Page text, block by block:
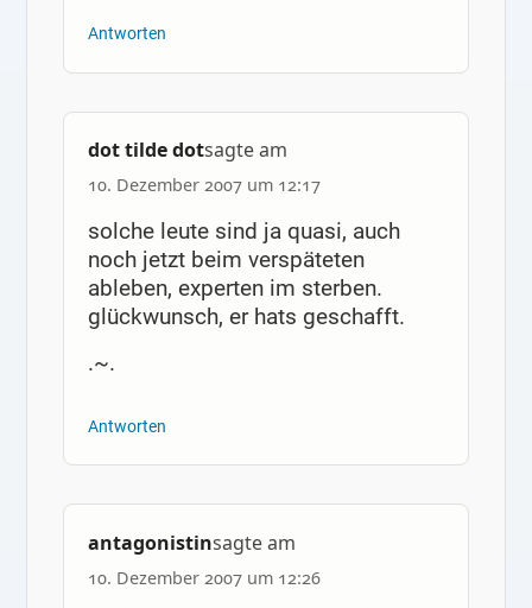
Antworten
dot tilde dotsagte am
10. Dezember 2007 um 12:17
solche leute sind ja quasi, auch
noch jetzt beim verspäteten
ableben, experten im sterben.
glückwunsch, er hats geschafft.
.~.
Antworten
antagonistinsagte am
10. Dezember 2007 um 12:26